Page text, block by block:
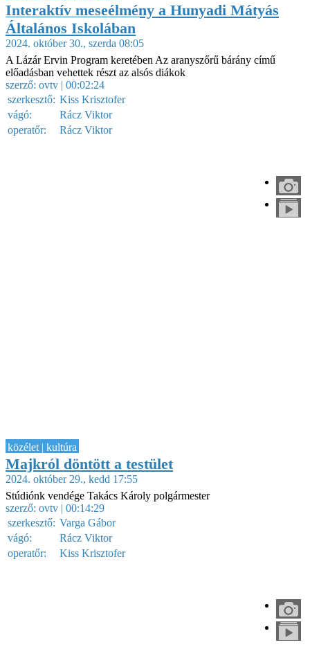
Interaktív meseélmény a Hunyadi Mátyás
Általános Iskolában
2024. október 30., szerda 08:05
A Lázár Ervin Program keretében Az aranyszőrű bárány című
előadásban vehettek részt az alsós diákok
szerző: ovtv | 00:02:24
szerkesztő: Kiss Krisztofer
vágó:
Rácz Viktor
operatőr:
Rácz Viktor
közélet | kultúra
Majkról döntött a testület
2024. október 29., kedd 17:55
Stúdiónk vendége Takács Károly polgármester
szerző: ovtv | 00:14:29
szerkesztő: Varga Gábor
vágó:
Rácz Viktor
operatőr:
Kiss Krisztofer